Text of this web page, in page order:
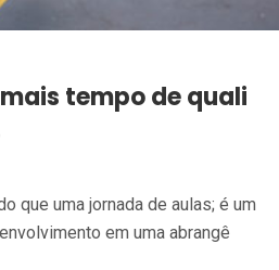
tempo de quali
que uma jornada de aulas; é um
em uma abrangê